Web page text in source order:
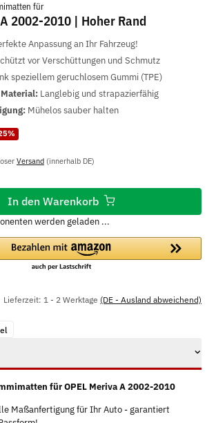
für
2002-2010 | Hoher Rand
Anpassung an Ihr Fahrzeug!
vor Verschüttungen und Schmutz
speziellem geruchlosem Gummi (TPE)
Langlebig und strapazierfähig
Mühelos sauber halten
Versand (innerhalb DE)
In den Warenkorb
werden geladen ...
Lieferzeit: 1 - 2 Werktage (DE - Ausland abweichend)
für OPEL Meriva A 2002-2010
Maßanfertigung für Ihr Auto - garantiert